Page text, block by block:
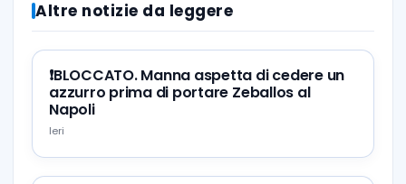
Altre notizie da leggere
❗️BLOCCATO. Manna aspetta di cedere un
azzurro prima di portare Zeballos al
Napoli
Ieri